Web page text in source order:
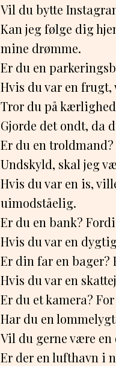
Vil du bytte
Kan jeg følge dig
mine drømme.
Er du en
Hvis du var en
Tror du på
Gjorde det ondt, da
Er du en
Undskyld, skal jeg
Hvis du var en is,
uimodståelig.
Er du en bank?
Hvis du var en
Er din far en bager?
Hvis du var en
Er du et kamera?
Har du en
Vil du gerne være en
Er der en lufthavn i